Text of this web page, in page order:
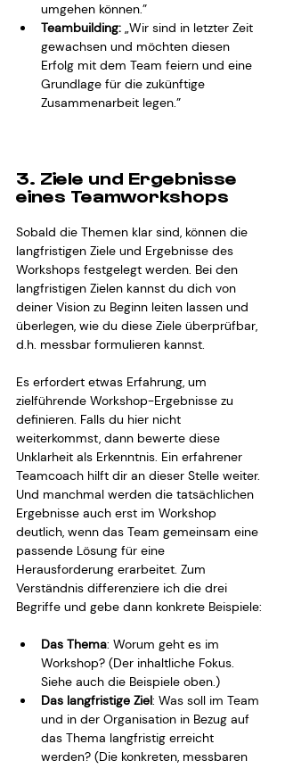
umgehen können.”
Teambuilding: „Wir sind in letzter Zeit
gewachsen und möchten diesen
Erfolg mit dem Team feiern und eine
Grundlage für die zukünftige
Zusammenarbeit legen.”
3. Ziele und Ergebnisse
eines Teamworkshops
Sobald die Themen klar sind, können die
langfristigen Ziele und Ergebnisse des
Workshops festgelegt werden. Bei den
langfristigen Zielen kannst du dich von
deiner Vision zu Beginn leiten lassen und
überlegen, wie du diese Ziele überprüfbar,
d.h. messbar formulieren kannst.
Es erfordert etwas Erfahrung, um
zielführende Workshop-Ergebnisse zu
definieren. Falls du hier nicht
weiterkommst, dann bewerte diese
Unklarheit als Erkenntnis. Ein erfahrener
Teamcoach hilft dir an dieser Stelle weiter.
Und manchmal werden die tatsächlichen
Ergebnisse auch erst im Workshop
deutlich, wenn das Team gemeinsam eine
passende Lösung für eine
Herausforderung erarbeitet. Zum
Verständnis differenziere ich die drei
Begriffe und gebe dann konkrete Beispiele:
Das Thema: Worum geht es im
Workshop? (Der inhaltliche Fokus.
Siehe auch die Beispiele oben.)
Das langfristige Ziel: Was soll im Team
und in der Organisation in Bezug auf
das Thema langfristig erreicht
werden? (Die konkreten, messbaren